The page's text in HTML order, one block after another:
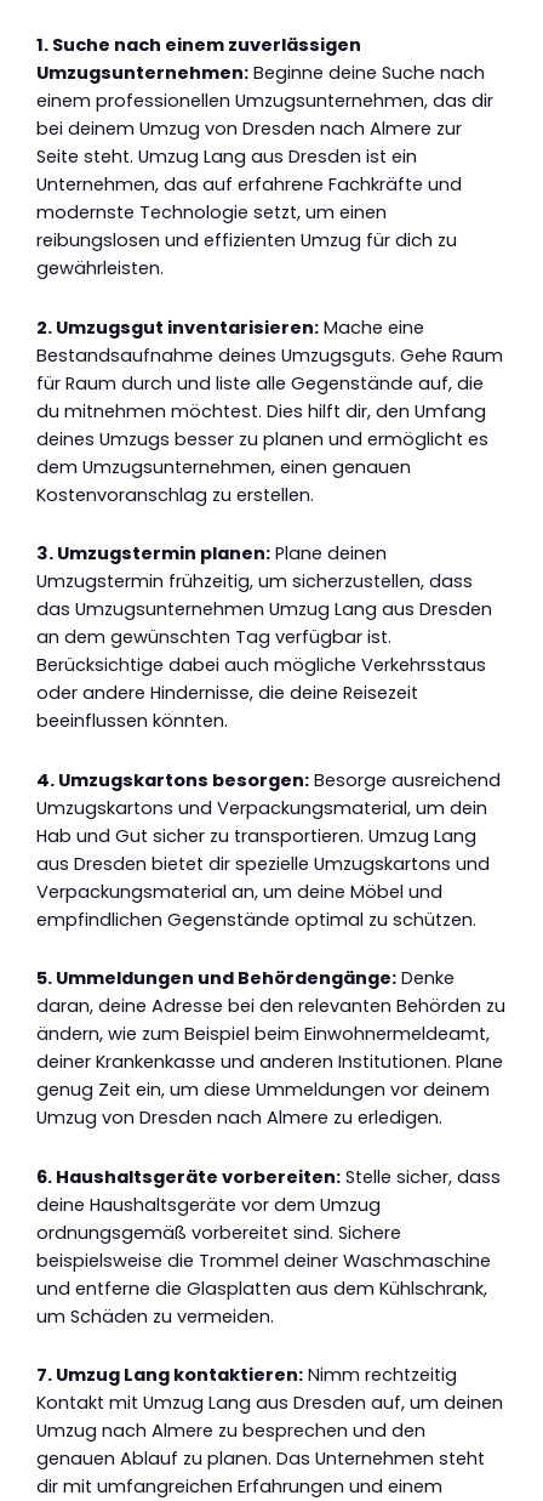
1. Suche nach einem zuverlässigen
Umzugsunternehmen: Beginne deine Suche nach
einem professionellen Umzugsunternehmen, das dir
bei deinem Umzug von Dresden nach Almere zur
Seite steht. Umzug Lang aus Dresden ist ein
Unternehmen, das auf erfahrene Fachkräfte und
modernste Technologie setzt, um einen
reibungslosen und effizienten Umzug für dich zu
gewährleisten.
2. Umzugsgut inventarisieren: Mache eine
Bestandsaufnahme deines Umzugsguts. Gehe Raum
für Raum durch und liste alle Gegenstände auf, die
du mitnehmen möchtest. Dies hilft dir, den Umfang
deines Umzugs besser zu planen und ermöglicht es
dem Umzugsunternehmen, einen genauen
Kostenvoranschlag zu erstellen.
3. Umzugstermin planen: Plane deinen
Umzugstermin frühzeitig, um sicherzustellen, dass
das Umzugsunternehmen Umzug Lang aus Dresden
an dem gewünschten Tag verfügbar ist.
Berücksichtige dabei auch mögliche Verkehrsstaus
oder andere Hindernisse, die deine Reisezeit
beeinflussen könnten.
4. Umzugskartons besorgen: Besorge ausreichend
Umzugskartons und Verpackungsmaterial, um dein
Hab und Gut sicher zu transportieren. Umzug Lang
aus Dresden bietet dir spezielle Umzugskartons und
Verpackungsmaterial an, um deine Möbel und
empfindlichen Gegenstände optimal zu schützen.
5. Ummeldungen und Behördengänge: Denke
daran, deine Adresse bei den relevanten Behörden zu
ändern, wie zum Beispiel beim Einwohnermeldeamt,
deiner Krankenkasse und anderen Institutionen. Plane
genug Zeit ein, um diese Ummeldungen vor deinem
Umzug von Dresden nach Almere zu erledigen.
6. Haushaltsgeräte vorbereiten: Stelle sicher, dass
deine Haushaltsgeräte vor dem Umzug
ordnungsgemäß vorbereitet sind. Sichere
beispielsweise die Trommel deiner Waschmaschine
und entferne die Glasplatten aus dem Kühlschrank,
um Schäden zu vermeiden.
7. Umzug Lang kontaktieren: Nimm rechtzeitig
Kontakt mit Umzug Lang aus Dresden auf, um deinen
Umzug nach Almere zu besprechen und den
genauen Ablauf zu planen. Das Unternehmen steht
dir mit umfangreichen Erfahrungen und einem